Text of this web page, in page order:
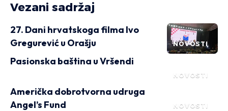
Vezani sadržaj
NOVOSTI
27. Dani hrvatskoga filma Ivo
Gregurević u Orašju
NOVOSTI
Pasionska baština u Vršendi
NOVOSTI
Američka dobrotvorna udruga
Angel’s Fund